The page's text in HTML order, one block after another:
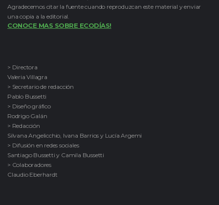
Agradecemos citar la fuente cuando reproduzcan este material y enviar
una copia a la editorial.
CONOCE MAS SOBRE ECODÍAS!
> Directora
Valeria Villagra
> Secretario de redacción
Pablo Bussetti
> Diseño gráfico
Rodrigo Galán
> Redacción
Silvana Angelicchio, Ivana Barrios y Lucía Argemi
> Difusión en redes sociales
Santiago Bussetti y Camila Bussetti
> Colaboradores
Claudio Eberhardt